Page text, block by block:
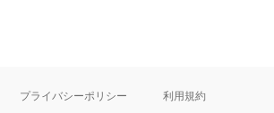
プライバシーポリシー 利用規約